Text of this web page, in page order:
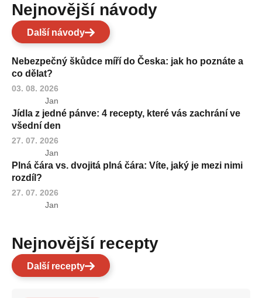
Nejnovější návody
Další návody
Nebezpečný škůdce míří do Česka: jak ho poznáte a
co dělat?
03. 08. 2026
Jan
Jídla z jedné pánve: 4 recepty, které vás zachrání ve
všední den
27. 07. 2026
Jan
Plná čára vs. dvojitá plná čára: Víte, jaký je mezi nimi
rozdíl?
27. 07. 2026
Jan
Nejnovější recepty
Další recepty